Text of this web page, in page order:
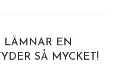
LÄMNAR EN
SÅ MYCKET!